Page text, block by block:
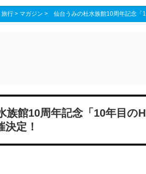
旅行 > マガジン > 仙台うみの杜水族館10周年記念「
族館10周年記念「10年目の
定！